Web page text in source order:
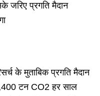
जरिए प्रगति मैदान
के मुताबिक प्रगति मैदान
टन CO2 हर साल